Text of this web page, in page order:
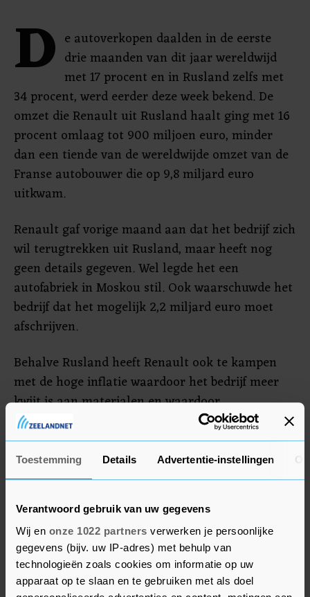
Toestemming Details Advertentie-instellingen
Verantwoord gebruik van uw gegevens
Wij en onze 1022 partners verwerken je persoonlijke
gegevens (bijv. uw IP-adres) met behulp van
technologieën zoals cookies om informatie op uw
apparaat op te slaan en te gebruiken met als doel
D e autoverkopen daalden in de eerste
drie maanden van dit jaar wereldwijd
met 17 procent en in Rusland zelfs met
34 procent, werd eerder deze week bekend. De
omzet die Renault uit Rusland haalt ging met 16
procent omlaag tot 900 miljoen euro, minder
dan een tiende van de wereldwijde omzet van de
Franse autobouwer die op 9,8 miljard euro
uitkwam.
Renault gaf vorige maand aan dat het bedrijf zich
wil terugtrekken uit Rusland, maar heeft nog
geen details gegeven. Wel legde het een
autofabriek in Moskou stil. Ook waarschuwde het
bedrijf dat het mogelijk 2,2 miljard euro moet
afschrijven.
Behalve Rusland heeft Renault ook te kampen
met de hoge inflatie waardoor het bedrijf meer
kwijt is aan materialen en waardoor
consumenten grote aankopen uitstellen.
Bovendien spelen chiptekorten nog altijd een rol
in de autosector. Financieel directeur Thierry
Piéton noemde die combinatie van problemen
denkt nog altijd dat de chiptekorten er dit jaar
toe leiden dat het bedrijf 300.000 auto's minder
bouwt.